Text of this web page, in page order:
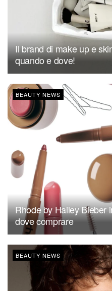
Il brand di make up e
quando e dove!
BEAUTY NEWS
Rhode by Hailey Bieber
dove comprare
BEAUTY NEWS